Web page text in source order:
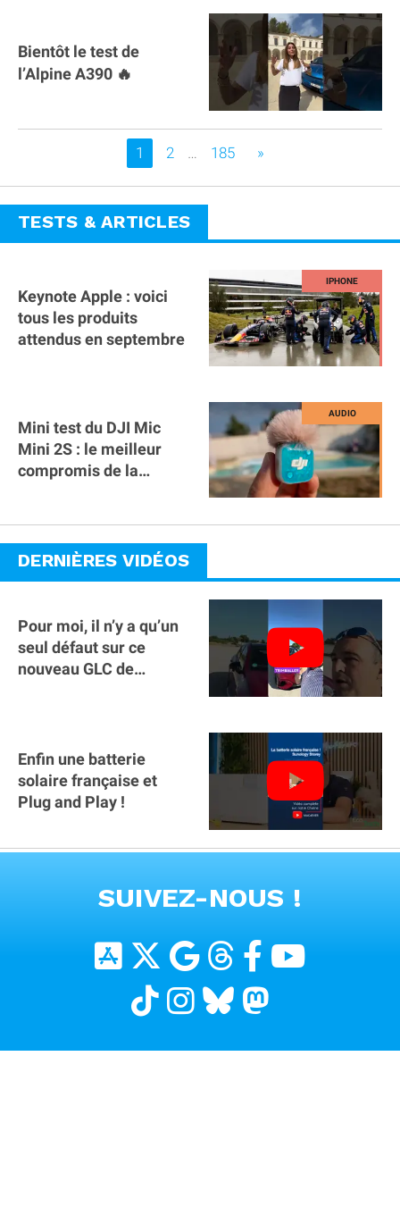
Bientôt le test de
l’Alpine A390 🔥
Vous êtes sur la page
1 2 … 185 »
TESTS & ARTICLES
Keynote Apple : voici
tous les produits
attendus en septembre
Mini test du DJI Mic
Mini 2S : le meilleur
compromis de la
DERNIÈRES VIDÉOS
Pour moi, il n’y a qu’un
seul défaut sur ce
nouveau GLC de
Enfin une batterie
solaire française et
Plug and Play !
SUIVEZ-NOUS !